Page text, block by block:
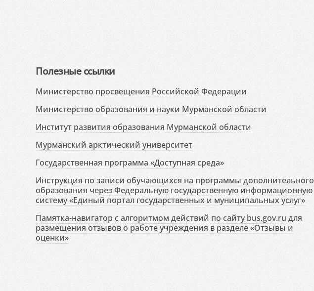
Полезные ссылки
Министерство просвещения Российской Федерации
Министерство образования и науки Мурманской области
Институт развития образования Мурманской области
Мурманский арктический университет
Государственная программа «Доступная среда»
Инструкция по записи обучающихся на программы дополнительного
образования через Федеральную государственную информационную
систему «Единый портал государственных и муниципальных услуг»
Памятка-навигатор с алгоритмом действий по сайту bus.gov.ru для
размещения отзывов о работе учреждения в разделе «Отзывы и
оценки»